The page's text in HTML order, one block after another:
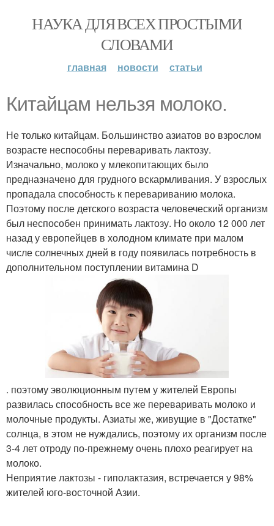
НАУКА ДЛЯ ВСЕХ ПРОСТЫМИ
СЛОВАМИ
главная новости статьи
Китайцам нельзя молоко.
Не только китайцам. Большинство азиатов во взрослом
возрасте неспособны переваривать лактозу.
Изначально, молоко у млекопитающих было
предназначено для грудного вскармливания. У взрослых
пропадала способность к перевариванию молока.
Поэтому после детского возраста человеческий организм
был неспособен принимать лактозу. Но около 12 000 лет
назад у европейцев в холодном климате при малом
числе солнечных дней в году появилась потребность в
дополнительном поступлении витамина D
. поэтому эволюционным путем у жителей Европы
развилась способность все же переваривать молоко и
молочные продукты. Азиаты же, живущие в "Достатке"
солнца, в этом не нуждались, поэтому их организм после
3-4 лет отроду по-прежнему очень плохо реагирует на
молоко.
Неприятие лактозы - гиполактазия, встречается у 98%
жителей юго-восточной Азии.